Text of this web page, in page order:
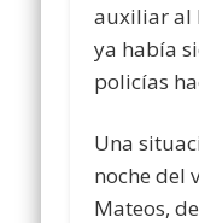
auxiliar al
ya había
policías
Una
noche del
Mateos,